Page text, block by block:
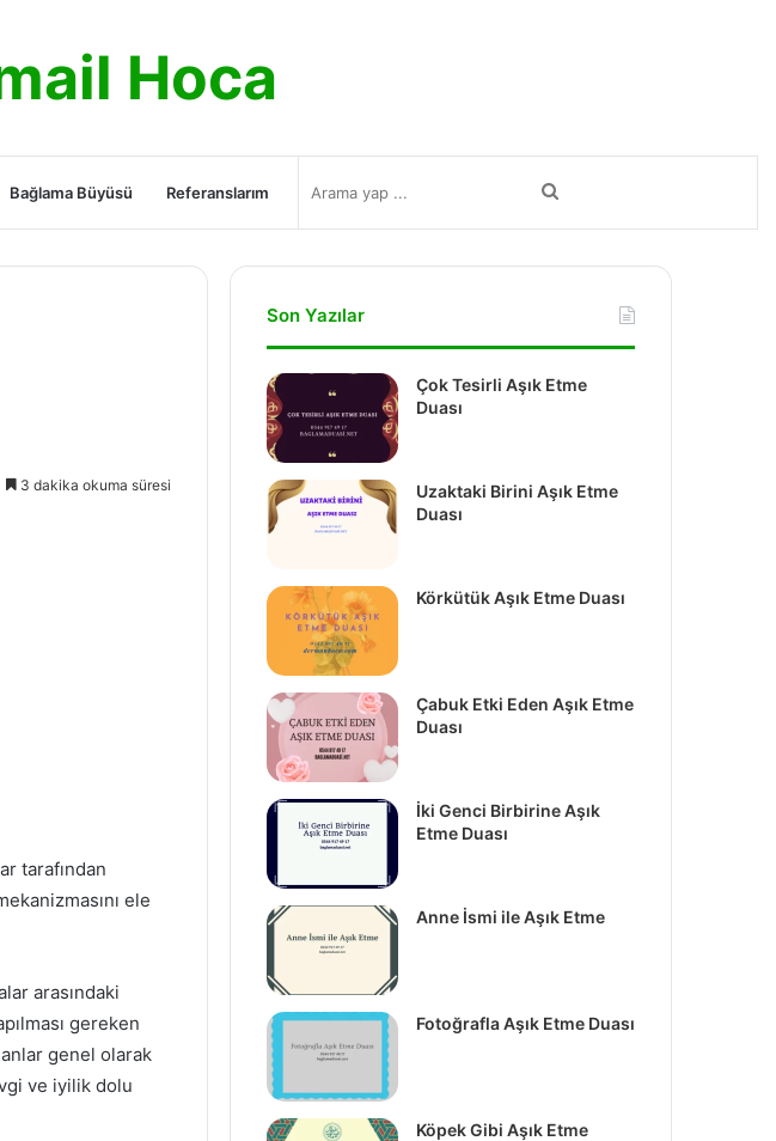
Hoca
Bağlama Büyüsü Referanslarım Arama
yap
3 dakika okuma süresi
tarafından
ele
arasındaki
gereken
genel olarak
ve iyilik dolu
Son Yazılar
Çok Tesirli Aşık Etme
Duası
Uzaktaki Birini Aşık Etme
Duası
Körkütük Aşık Etme Duası
Çabuk Etki Eden Aşık Etme
Duası
İki Genci Birbirine Aşık
Etme Duası
Anne İsmi ile Aşık Etme
Fotoğrafla Aşık Etme Duası
Köpek Gibi Aşık Etme